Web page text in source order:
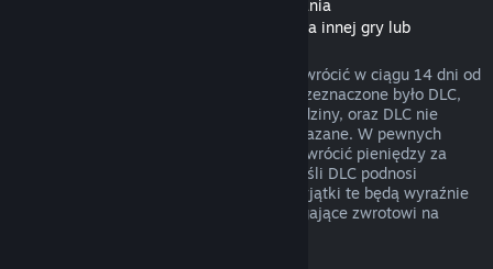
Zwroty pieniędzy dla zawartości do pobrania
(zawartości ze Sklepu Steam dostępnej dla innej gry lub
DLC zakupione w Sklepie Steam można zwrócić w ciągu 14 dni od
daty zakupu, jeśli produkt, dla którego przeznaczone było DLC,
był uruchamiany przez mniej niż dwie godziny, oraz DLC nie
zostało zużyte, zmodyfikowane lub przekazane. W pewnych
przypadkach Steam nie będzie w stanie zwrócić pieniędzy za
niektóre DLC firm trzecich (na przykład jeśli DLC podnosi
nieodwracalnie poziom postaci z gry). Wyjątki te będą wyraźnie
oznaczone przed zakupem jako niepodlegające zwrotowi na